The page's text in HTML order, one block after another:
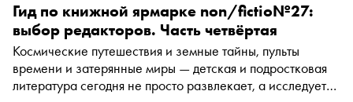
Гид по книжной ярмарке non/fictio№27:
выбор редакторов. Часть четвёртая
Космические путешествия и земные тайны, пульты
времени и затерянные миры — детская и подростковая
литература сегодня не просто развлекает, а исследует